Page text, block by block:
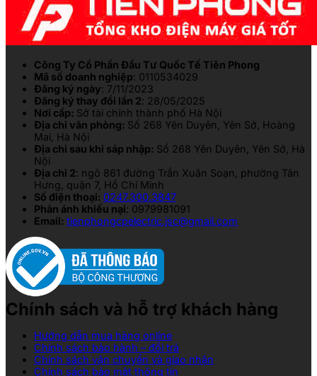
Công Ty Cổ Phần Đầu Tư Quốc Tế Tiên Phong
Mã số doanh nghiệp: 0110534029
Đăng ký ngày: 7/11/2023
Đăng ký thay đổi lần 2: 28/05/2025
Nơi cấp: Sở tài chính thành phố Hà Nội
Địa chỉ văn phòng: Số 268 Yên Duyên, Yên Sở, Hoàng
Mai, Hà Nội
Địa chỉ sau khi sáp nhập: Số 268 Yên Duyên, Yên Sở, Hà
Nội
Địa chỉ 2: ngõ 861 đường Trần Xuân Soạn, phường Tân
Hưng, quận 7, Hồ Chí Minh
Số điện thoại: 0247.300.3847
Phản ánh khiếu nại: 0979981091
Email: tienphongcpelectric.jsc@gmail.com
Chính sách và hỗ trợ khách hàng
Hướng dẫn mua hàng online
Chính sách bảo hành – đổi trả
Chính sách vận chuyển và giao nhận
Chính sách bảo mật thông tin